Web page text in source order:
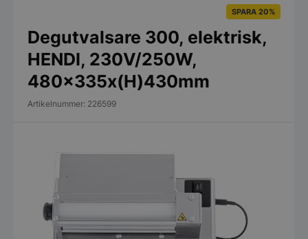
SPARA 20%
Degutvalsare 300, elektrisk,
HENDI, 230V/250W,
480x335x(H)430mm
Artikelnummer: 226599